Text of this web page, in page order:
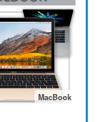
MacBook